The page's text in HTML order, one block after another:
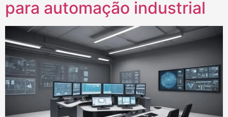
para automação industrial